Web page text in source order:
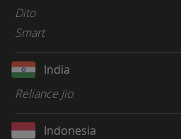
Dito
Smart
India
Reliance Jio
Indonesia